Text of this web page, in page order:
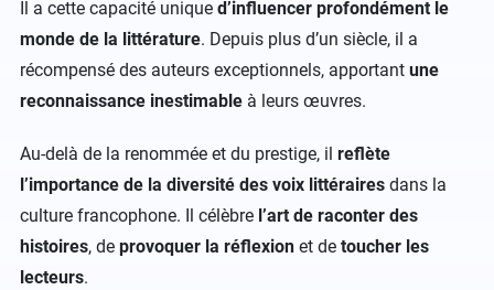
Il a cette capacité unique d’influencer profondément le
monde de la littérature. Depuis plus d’un siècle, il a
récompensé des auteurs exceptionnels, apportant une
reconnaissance inestimable à leurs œuvres.
Au-delà de la renommée et du prestige, il reflète
l’importance de la diversité des voix littéraires dans la
culture francophone. Il célèbre l’art de raconter des
histoires, de provoquer la réflexion et de toucher les
lecteurs.